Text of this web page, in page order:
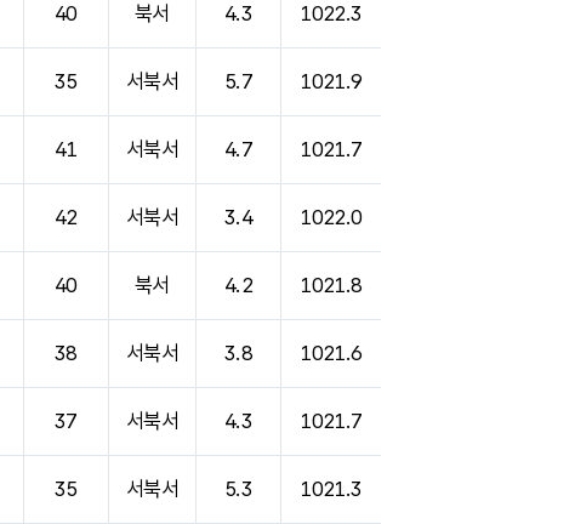
40 북서 4.3 1022.3
35 서북서 5.7 1021.9
41 서북서 4.7 1021.7
42 서북서 3.4 1022.0
40 북서 4.2 1021.8
38 서북서 3.8 1021.6
37 서북서 4.3 1021.7
35 서북서 5.3 1021.3